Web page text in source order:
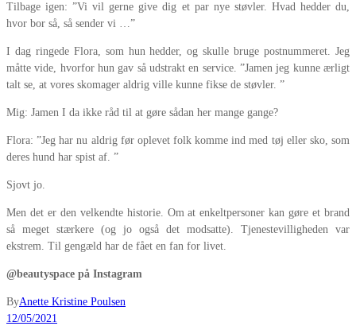
Tilbage igen: ”Vi vil gerne give dig et par nye støvler. Hvad hedder du,
hvor bor så, så sender vi …”
I dag ringede Flora, som hun hedder, og skulle bruge postnummeret. Jeg
måtte vide, hvorfor hun gav så udstrakt en service. ”Jamen jeg kunne ærligt
talt se, at vores skomager aldrig ville kunne fikse de støvler. ”
Mig: Jamen I da ikke råd til at gøre sådan her mange gange?
Flora: ”Jeg har nu aldrig før oplevet folk komme ind med tøj eller sko, som
deres hund har spist af. ”
Sjovt jo.
Men det er den velkendte historie. Om at enkeltpersoner kan gøre et brand
så meget stærkere (og jo også det modsatte). Tjenestevilligheden var
ekstrem. Til gengæld har de fået en fan for livet.
@beautyspace på Instagram
ByAnette Kristine Poulsen
12/05/2021